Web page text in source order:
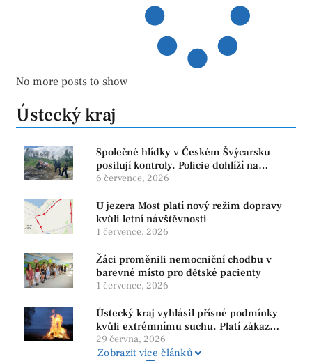
No more posts to show
Ústecký kraj
Společné hlídky v Českém Švýcarsku
posilují kontroly. Policie dohlíží na
bezpečnost i ochranu přírody
6 července, 2026
U jezera Most platí nový režim dopravy
kvůli letní návštěvnosti
1 července, 2026
Žáci proměnili nemocniční chodbu v
barevné místo pro dětské pacienty
1 července, 2026
Ústecký kraj vyhlásil přísné podmínky
kvůli extrémnímu suchu. Platí zákaz
ohňů i pyrotechniky
29 června, 2026
Zobrazit více článků